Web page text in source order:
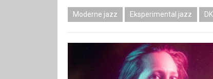
Moderne jazz Eksperimental jazz